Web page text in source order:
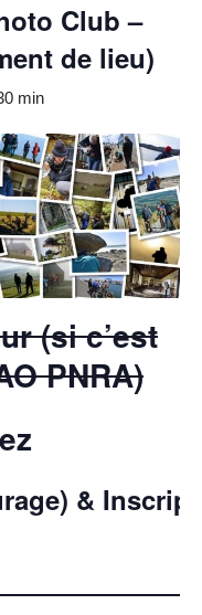
Club –
de lieu)
min
(si c’est
PNRA)
&